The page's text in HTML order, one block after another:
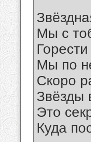
Мы с
Мы по
Скоро
Звёзды
Это
Куда